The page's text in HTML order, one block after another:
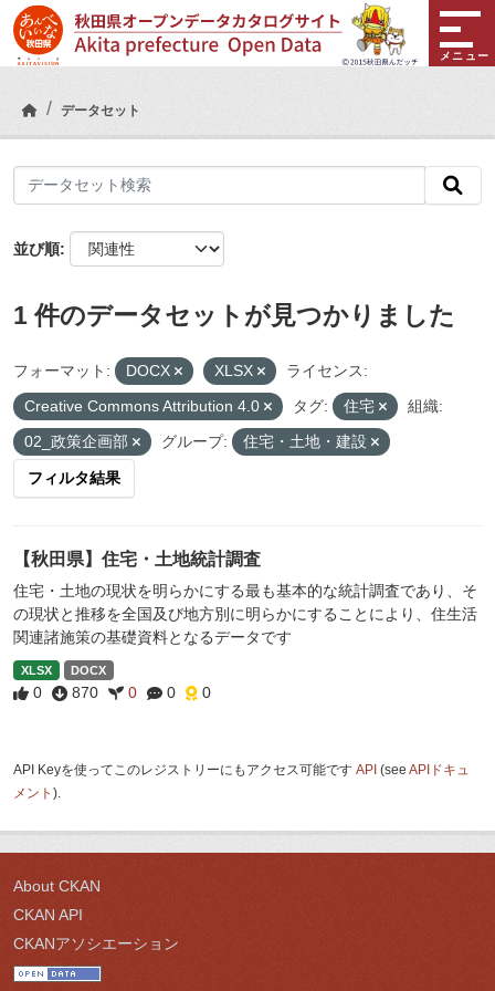
Skip to main content
メニュー
データセット
並び順
1 件のデータセットが見つかりました
フォーマット: DOCX XLSX
ライセンス:
Creative Commons Attribution 4.0
タグ: 住宅
組織:
02_政策企画部
グループ: 住宅・土地・建設
フィルタ結果
【秋田県】住宅・土地統計調査
住宅・土地の現状を明らかにする最も基本的な統計調査であり、そ
の現状と推移を全国及び地方別に明らかにすることにより、住生活
関連諸施策の基礎資料となるデータです
XLSX DOCX
0 870 0 0 0
API Keyを使ってこのレジストリーにもアクセス可能です API (see APIドキュ
メント ).
About CKAN
CKAN API
CKANアソシエーション